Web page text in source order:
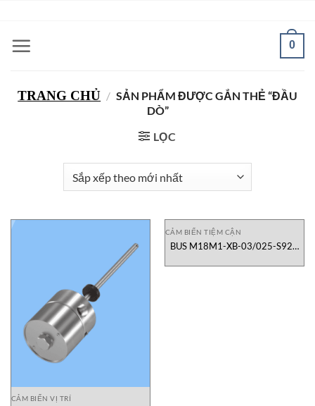
nội
0
TRANG CHỦ / SẢN PHẨM ĐƯỢC GẮN THẺ “ĐẦU
DÒ”
LỌC
CẢM BIẾN VỊ TRÍ
CẢM BIẾN TIỆM CẬN
BUS M18M1-XB-03/025-S92G
Việt Nam